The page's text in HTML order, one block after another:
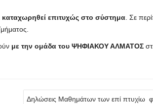
καταχωρηθεί επιτυχώς στο σύστημα. Σε
με την ομάδα του ΨΗΦΙΑΚΟΥ ΑΛΜΑΤΟΣ
Δηλώσεις Μαθημάτων των επί πτυχίω